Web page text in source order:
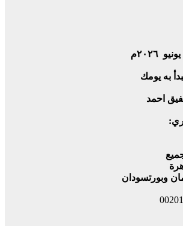
به يومك
احمد
وبورتسودان